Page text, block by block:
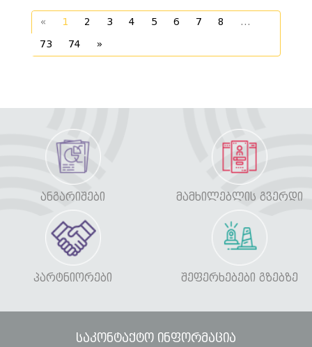
« 1 2 3 4 5 6 7 8
...
73
74 »
ᲐᲜᲒᲐᲠᲘᲨᲔᲑᲘ ᲛᲐᲛᲮᲘᲚᲔᲑᲚᲘᲡ ᲒᲕᲔᲠᲓᲘ
ᲞᲐᲠᲢᲜᲘᲝᲠᲔᲑᲘ ᲨᲔᲤᲔᲠᲮᲔᲑᲔᲑᲘ ᲒᲖᲔᲑᲖᲔ
საკონტაქტო ინფორმაცია